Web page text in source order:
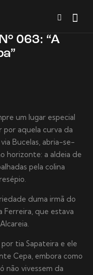
063: “A
um lugar especial
por aquela curva da
Bucelas, abria-se-
horizonte: a aldeia de
pela colina
duma irmã do
Ferreira, que estava
tia Sapateira e ele
Cepa, embora como
não vivessem da